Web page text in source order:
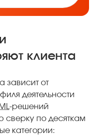
клиента
зависит от
деятельности
-решений
по десяткам
категории: